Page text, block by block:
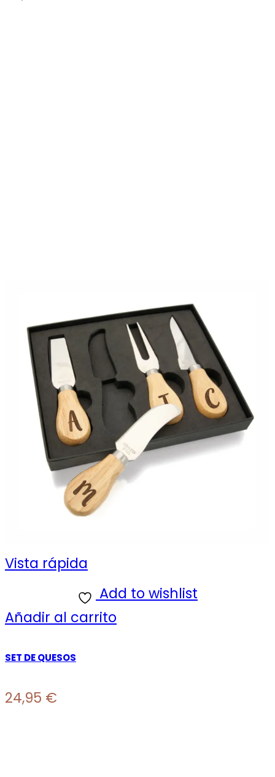
Vista rápida
Add to wishlist
Añadir al carrito
SET DE QUESOS
24,95 €